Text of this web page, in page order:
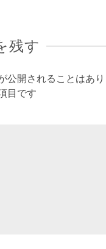
残す
公開されることはあり
目です